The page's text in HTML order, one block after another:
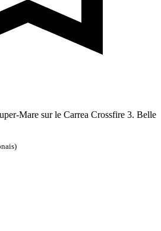
Mare sur le Carrea Crossfire 3. Belle